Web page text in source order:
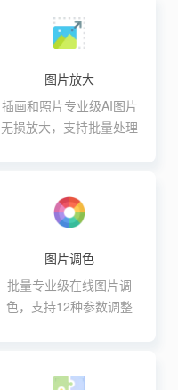
图片放大
插画和照片专业级AI图片
无损放大，支持批量处理
图片调色
批量专业级在线图片调
色，支持12种参数调整